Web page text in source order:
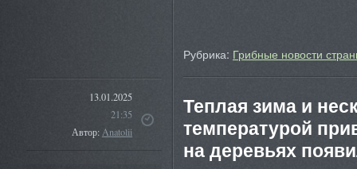
Рубрика: Грибные новости
13.01.2025
21:35
Автор:Anatolii
Теплая зима и
температурой
на деревьях